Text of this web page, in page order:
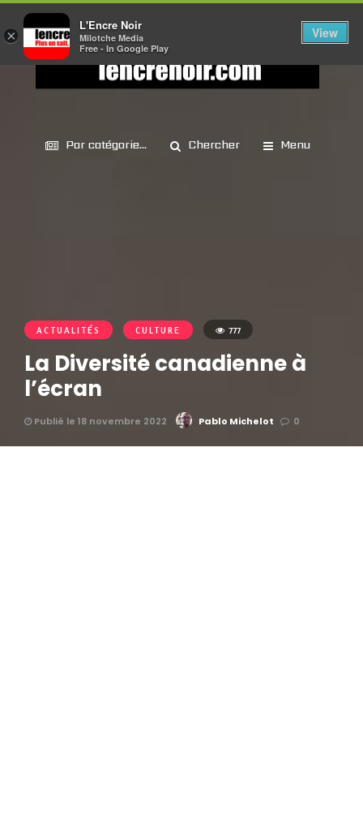
Par catégorie... Chercher Menu
ACTUALITÉS CULTURE 777
La Diversité canadienne à
l’écran
Publié le 18 novembre 2022 Pablo Michelot 0
×
L'Encre Noir
Milotche Media
Free - In Google Play
View